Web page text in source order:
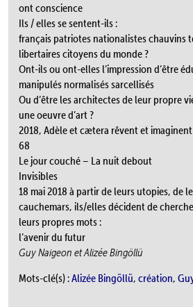
ont conscience
Ils / elles se sentent-ils :
français patriotes nationalistes chauvins
libertaires citoyens du monde ?
Ont-ils ou ont-elles l’impression d’être
manipulés normalisés sarcellisés
Ou d’être les architectes de leur propre
une oeuvre d’art ?
2018, Adèle et cætera rêvent et
68
Le jour couché – La nuit debout
Invisibles
18 mai 2018 à partir de leurs utopies, de
cauchemars, ils/elles décident de
leurs propres mots :
l’avenir du futur
Guy Naigeon et Alizée Bingöllü
Mots-clé(s) :Alizée Bingöllü, création,